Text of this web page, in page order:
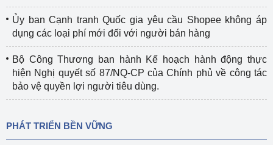
Ủy ban Cạnh tranh Quốc gia yêu cầu Shopee không áp
dụng các loại phí mới đối với người bán hàng
Bộ Công Thương ban hành Kế hoạch hành động thực
hiện Nghị quyết số 87/NQ-CP của Chính phủ về công tác
bảo vệ quyền lợi người tiêu dùng.
PHÁT TRIỂN BỀN VỮNG